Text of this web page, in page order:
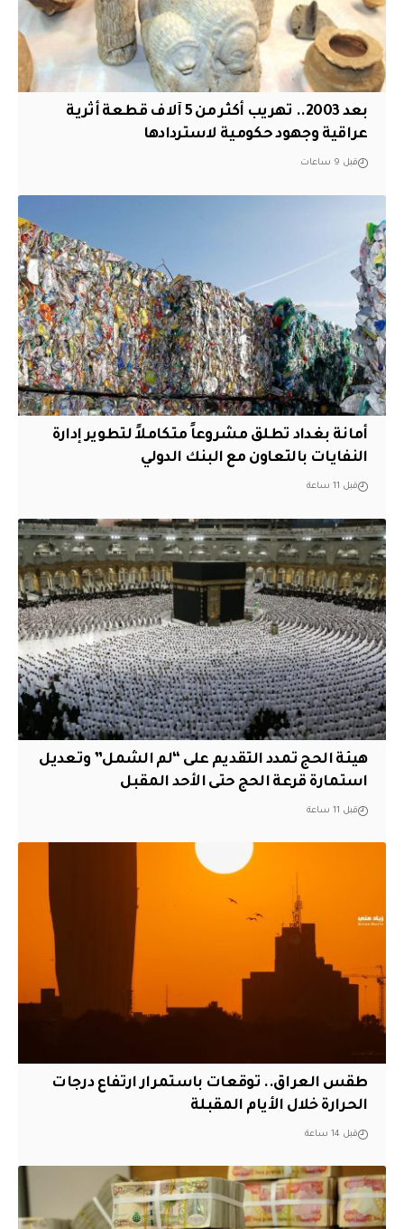
بعد 2003.. تهريب أكثر من 5 آلاف قطعة أثرية
عراقية وجهود حكومية لاستردادها
قبل 9 ساعات
أمانة بغداد تطلق مشروعاً متكاملاً لتطوير إدارة
النفايات بالتعاون مع البنك الدولي
قبل 11 ساعة
هيئة الحج تمدد التقديم على “لم الشمل” وتعديل
استمارة قرعة الحج حتى الأحد المقبل
قبل 11 ساعة
طقس العراق.. توقعات باستمرار ارتفاع درجات
الحرارة خلال الأيام المقبلة
قبل 14 ساعة